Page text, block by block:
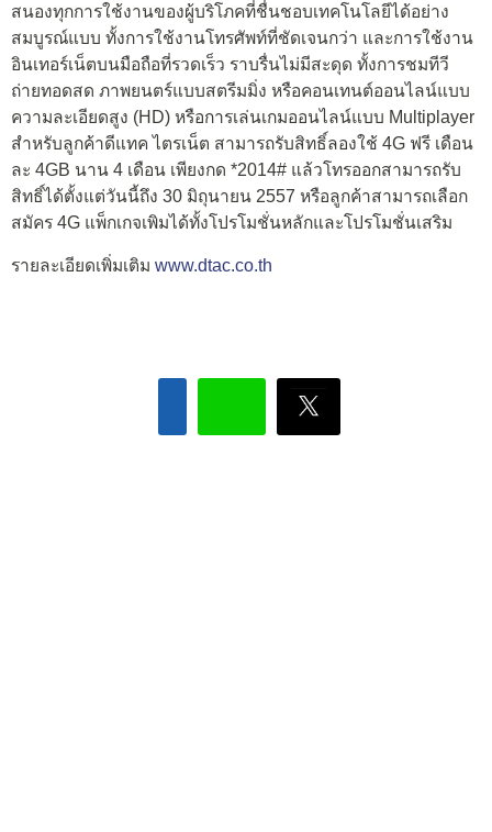
สนองทุกการใช้งานของผู้บริโภคที่ชื่นชอบเทคโนโลยีได้อย่าง
สมบูรณ์แบบ ทั้งการใช้งานโทรศัพท์ที่ชัดเจนกว่า และการใช้งาน
อินเทอร์เน็ตบนมือถือที่รวดเร็ว ราบรื่นไม่มีสะดุด ทั้งการชมทีวี
ถ่ายทอดสด ภาพยนตร์แบบสตรีมมิ่ง หรือคอนเทนต์ออนไลน์แบบ
ความละเอียดสูง (HD) หรือการเล่นเกมออนไลน์แบบ Multiplayer
สำหรับลูกค้าดีแทค ไตรเน็ต สามารถรับสิทธิ์ลองใช้ 4G ฟรี เดือน
ละ 4GB นาน 4 เดือน เพียงกด *2014# แล้วโทรออกสามารถรับ
สิทธิ์ได้ตั้งแต่วันนี้ถึง 30 มิถุนายน 2557 หรือลูกค้าสามารถเลือก
สมัคร 4G แพ็กเกจเพิมได้ทั้งโปรโมชั่นหลักและโปรโมชั่นเสริม
รายละเอียดเพิ่มเติม www.dtac.co.th